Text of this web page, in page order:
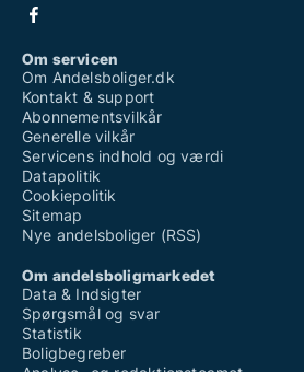
Om servicen
Om Andelsboliger.dk
Kontakt & support
Abonnementsvilkår
Generelle vilkår
Servicens indhold og værdi
Datapolitik
Cookiepolitik
Sitemap
Nye andelsboliger (RSS)
Om andelsboligmarkedet
Data & Indsigter
Spørgsmål og svar
Statistik
Boligbegreber